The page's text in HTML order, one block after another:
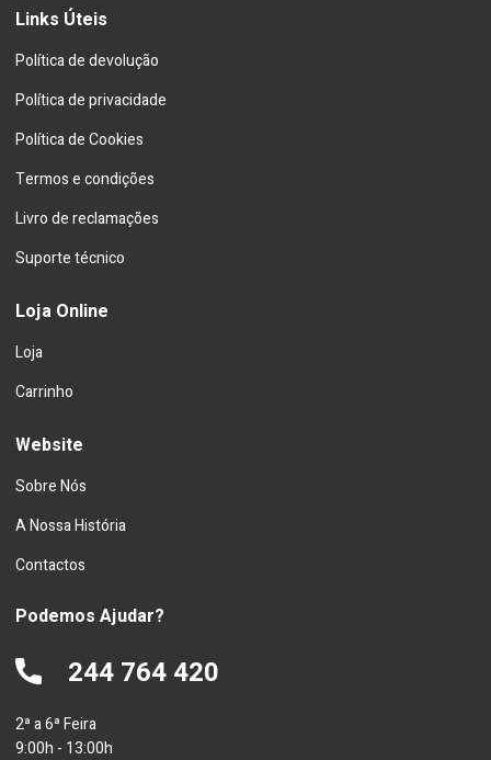
Links Úteis
Política de devolução
Política de privacidade
Política de Cookies
Termos e condições
Livro de reclamações
Suporte técnico
Loja Online
Loja
Carrinho
Website
Sobre Nós
A Nossa História
Contactos
Podemos Ajudar?
244 764 420
2ª a 6ª Feira
9:00h - 13:00h